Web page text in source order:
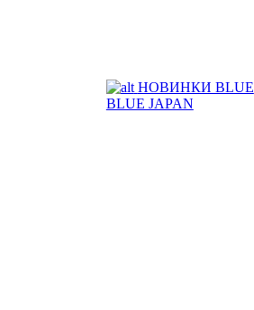
НОВИНКИ BLUE
BLUE JAPAN